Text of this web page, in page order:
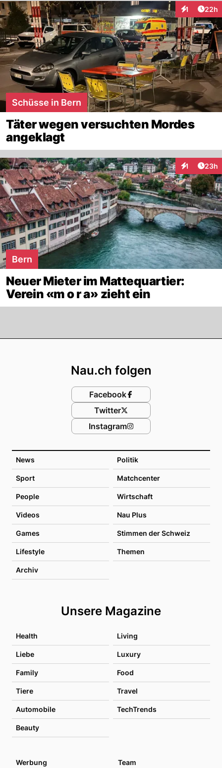
1
Interaktionen
22h
Schüsse in Bern
Täter wegen versuchten Mordes
angeklagt
1
Interaktionen
23h
Bern
Neuer Mieter im Mattequartier:
Verein «m o r a» zieht ein
News Politik
Sport Matchcenter
People Wirtschaft
Videos Nau Plus
Games Stimmen der Schweiz
Lifestyle Themen
Archiv
Unsere Magazine
Health Living
Liebe Luxury
Family Food
Tiere Travel
Automobile TechTrends
Beauty
Nau.ch folgen
Facebook
Twitter
Instagram
Werbung Team